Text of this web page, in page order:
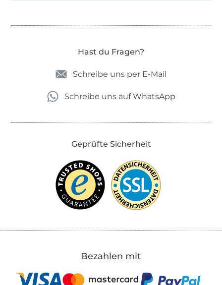
Hast du Fragen?
Schreibe uns per E-Mail
Schreibe uns auf WhatsApp
Geprüfte Sicherheit
Bezahlen mit